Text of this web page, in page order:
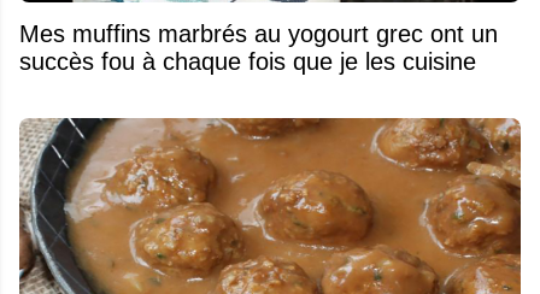
Mes muffins marbrés au yogourt grec ont un
succès fou à chaque fois que je les cuisine